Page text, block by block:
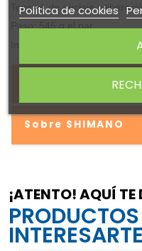
Tensión de anclaje y
Peso: 546 g el par
DETALLES DEL
Sobre SHIMANO
¡ATENTO! AQUÍ
INTERESARTE
Política de cookies